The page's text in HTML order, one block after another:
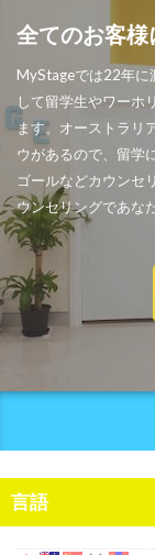
全てのお客様
MyStageでは22年に
して留学生やワーホ
ます。オーストラリ
ウがあるので、留学
ゴールなどカウンセ
ウンセリングであな
言語